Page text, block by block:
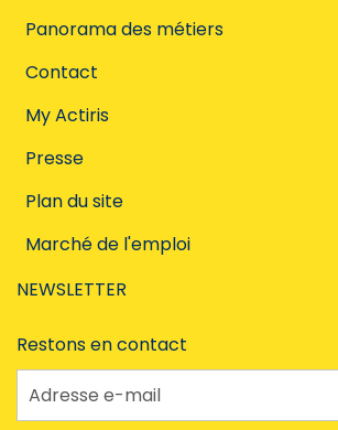
Panorama des métiers
Contact
My Actiris
Presse
Plan du site
Marché de l'emploi
NEWSLETTER
Restons en contact
Adresse e-mail